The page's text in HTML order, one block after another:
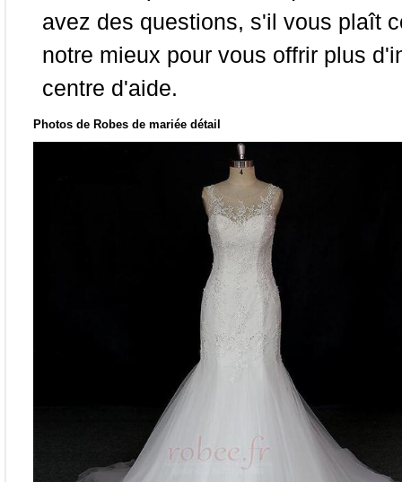
avez des questions, s'il vous plaît
notre mieux pour vous offrir plus
centre d'aide.
Photos de Robes de mariée détail